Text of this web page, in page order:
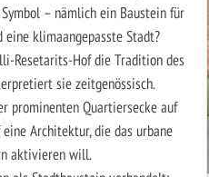
– nämlich ein Baustein für
klimaangepasste Stadt?
Resetarits-Hof die Tradition des
sie zeitgenössisch.
prominenten Quartiersecke auf
Architektur, die das urbane
aktivieren will.